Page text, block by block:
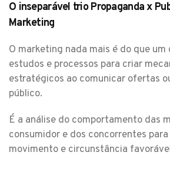
O inseparável trio Propaganda x
Marketing
O marketing nada mais é do que
estudos e processos para criar
estratégicos ao comunicar ofertas
público.
É a análise do comportamento das
consumidor e dos concorrentes
movimento e circunstância